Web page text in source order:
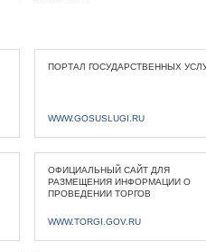
ПОРТАЛ ГОСУДАРСТВЕННЫХ
WWW.GOSUSLUGI.RU
ОФИЦИАЛЬНЫЙ САЙТ ДЛЯ
РАЗМЕЩЕНИЯ ИНФОРМАЦИИ О
ПРОВЕДЕНИИ ТОРГОВ
WWW.TORGI.GOV.RU